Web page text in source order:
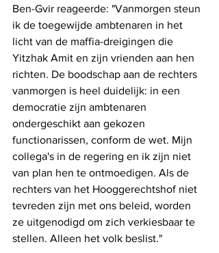
Ben-Gvir reageerde: "Vanmorgen steun
ik de toegewijde ambtenaren in het
licht van de maffia-dreigingen die
Yitzhak Amit en zijn vrienden aan hen
richten. De boodschap aan de rechters
vanmorgen is heel duidelijk: in een
democratie zijn ambtenaren
ondergeschikt aan gekozen
functionarissen, conform de wet. Mijn
collega's in de regering en ik zijn niet
van plan hen te ontmoedigen. Als de
rechters van het Hooggerechtshof niet
tevreden zijn met ons beleid, worden
ze uitgenodigd om zich verkiesbaar te
stellen. Alleen het volk beslist."